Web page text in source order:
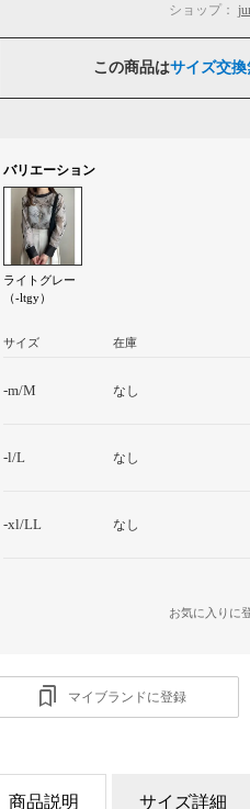
ショップ：
この商品はサイズ交
バリエーション
ライトグレー
（-ltgy）
サイズ 在庫
-m/M なし
-l/L なし
-xl/LL なし
お気に入りに
マイブランドに登録
商品説明 サイズ詳細